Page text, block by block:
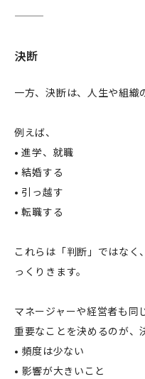
決断
一方、決断は、人生や組織
例えば、
• 進学、就職
• 結婚する
• 引っ越す
• 転職する
これらは「判断」ではなく
っくりきます。
マネージャーや経営者も同
重要なことを決めるのが、
• 頻度は少ない
• 影響が大きいこと